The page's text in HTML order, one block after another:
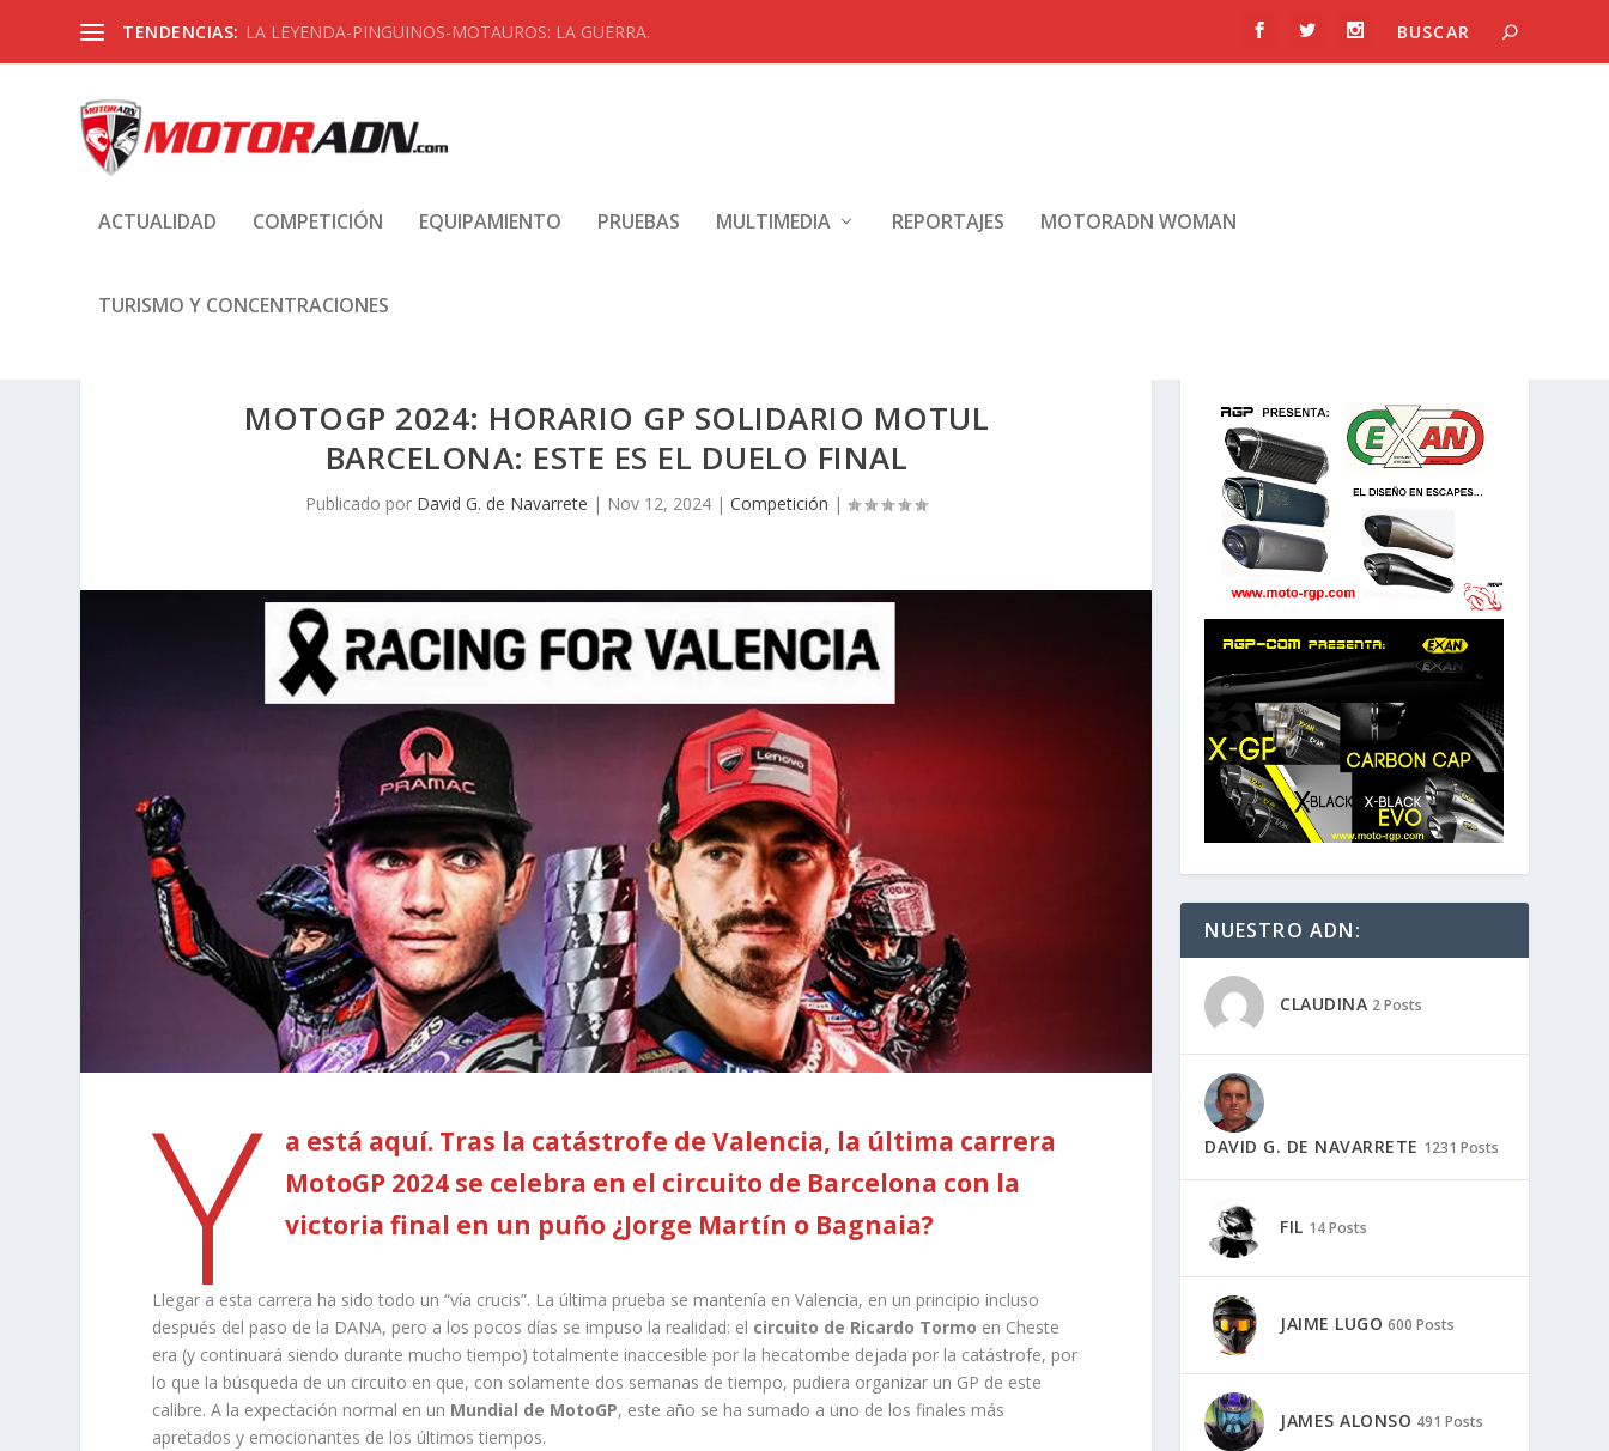
TENDENCIAS: LA LEYENDA-PINGUINOS-MOTAUROS: LA GUERRA.
ACTUALIDAD COMPETICIÓN EQUIPAMIENTO PRUEBAS MULTIMEDIA REPORTAJES MOTORADN WOMAN
TURISMO Y CONCENTRACIONES
MOTOGP 2024: HORARIO GP SOLIDARIO MOTUL
BARCELONA: ESTE ES EL DUELO FINAL
Publicado por David G. de Navarrete | Nov 12, 2024 |Competición |
Y
a está aquí. Tras la catástrofe de Valencia, la última carrera
MotoGP 2024 se celebra en el circuito de Barcelona con la
victoria final en un puño ¿Jorge Martín o Bagnaia?
Llegar a esta carrera ha sido todo un “vía crucis”. La última prueba se mantenía en Valencia, en un principio incluso
después del paso de la DANA, pero a los pocos días se impuso la realidad: el circuito de Ricardo Tormo en Cheste
era (y continuará siendo durante mucho tiempo) totalmente inaccesible por la hecatombe dejada por la catástrofe, por
lo que la búsqueda de un circuito en que, con solamente dos semanas de tiempo, pudiera organizar un GP de este
calibre. A la expectación normal en un Mundial de MotoGP, este año se ha sumado a uno de los finales más
apretados y emocionantes de los últimos tiempos.
NUESTRO ADN:
CLAUDINA 2 Posts
DAVID G. DE NAVARRETE 1231 Posts
FIL 14 Posts
JAIME LUGO 600 Posts
JAMES ALONSO 491 Posts